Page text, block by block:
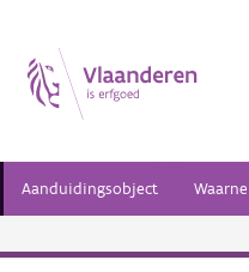
Aanduidingsobject